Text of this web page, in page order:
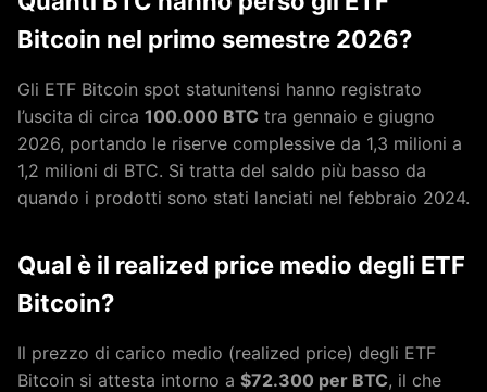
Bitcoin nel primo semestre 2026?
Gli ETF Bitcoin spot statunitensi hanno registrato
l’uscita di circa 100.000 BTC tra gennaio e giugno
2026, portando le riserve complessive da 1,3 milioni a
1,2 milioni di BTC. Si tratta del saldo più basso da
quando i prodotti sono stati lanciati nel febbraio 2024.
Qual è il realized price medio degli ETF
Bitcoin?
Il prezzo di carico medio (realized price) degli ETF
Bitcoin si attesta intorno a $72.300 per BTC, il che